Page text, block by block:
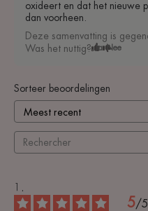
oxideert en dat het nieuwe
dan voorheen.
Deze samenvatting is
Was het nuttig?
Ja Nee
Sorteer beoordelingen
5/5